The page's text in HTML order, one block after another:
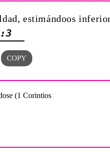
estimándoos